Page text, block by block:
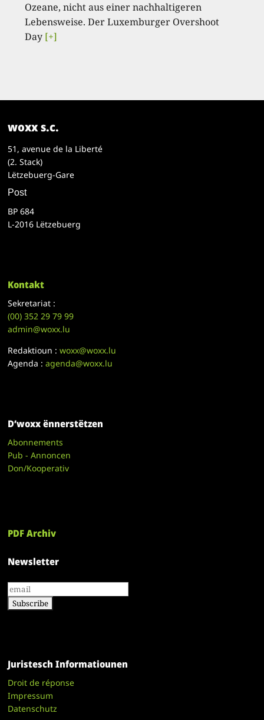
Ozeane, nicht aus einer nachhaltigeren
Lebensweise. Der Luxemburger Overshoot
Day [+]
woxx s.c.
51, avenue de la Liberté
(2. Stack)
Lëtzebuerg-Gare
Post
BP 684
L-2016 Lëtzebuerg
Kontakt
Sekretariat :
(00)352 29 79 99
admin@woxx.lu
Redaktioun :woxx@woxx.lu
Agenda :agenda@woxx.lu
D’woxx ënnerstëtzen
Abonnements
Pub - Annoncen
Don/Kooperativ
PDF Archiv
Newsletter
Juristesch Informatiounen
Droit de réponse
Impressum
Datenschutz